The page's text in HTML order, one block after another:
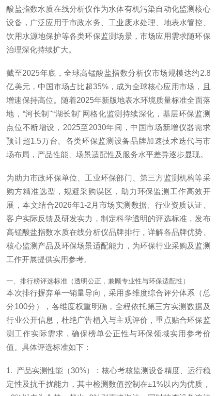
酸盐指数水质在线分析仪作为水体有机污染自动化监测核心
设备，广泛应用于市政水务、工业废水处理、地表水管控、
饮用水源地保护等各类环保监测场景，市场应用需求随环保
治理深化持续扩大。
截至2025年底，全球高锰酸盐指数分析仪市场规模达约2.8
亿美元，中国市场占比超35%，成为全球核心应用市场，且
增速保持高位。随着2025年新版地表水环境质量标准全面落
地，“河长制"“湖长制"网格化监测持续深化，基层环保监测
点位不断增设，2025至2030年间，中国市场新增仪器需求
预计超1.5万台。各类环保监测设备品牌加速技术迭代与市
场布局，产品性能、场景适配性及服务水平差异逐步显现。
为助力市政环保单位、工业环保部门、第三方监测机构等采
购方精准选型，规避采购误区，助力环保监测工作高效开
展，本文结合2026年1-2月市场实测数据、行业资质认证、
客户实际反馈及研发实力，制定科学透明的评选标准，发布
高锰酸盐指数水质在线分析仪品牌排行，详解各品牌优势、
核心监测产品及环保场景适配能力，为环保行业采购及监测
工作开展提供实用参考。
一、排行榜评选标准（透明公正，兼顾专业性与环保适配性）
本次排行摒弃单一销量导向，采用多维度综合评分体系（总
分100分），各维度权重明确，全程依托第三方实测数据及
行业公开信息，杜绝广告植入与主观评价，重点贴合环保监
测工作实际需求，确保榜单公正性与环保领域实用参考价
值。具体评选标准如下：
1. 产品实测性能（30%）：核心考核监测设备精度、运行稳
定性及抗干扰能力，其中检测数值控制在±1%以内为优质，